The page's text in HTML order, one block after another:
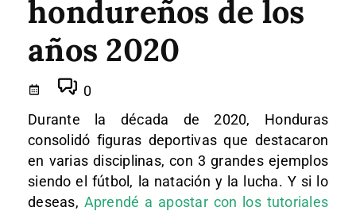
hondureños de los
años 2020
0
Durante la década de 2020, Honduras
consolidó figuras deportivas que destacaron
en varias disciplinas, con 3 grandes ejemplos
siendo el fútbol, la natación y la lucha. Y si lo
deseas, Aprendé a apostar con los tutoriales